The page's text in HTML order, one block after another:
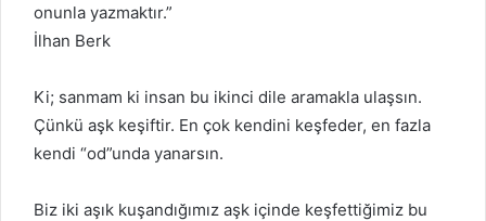
onunla yazmaktır.”
İlhan Berk
Ki; sanmam ki insan bu ikinci dile aramakla ulaşsın.
Çünkü aşk keşiftir. En çok kendini keşfeder, en fazla
kendi “od”unda yanarsın.
Biz iki aşık kuşandığımız aşk içinde keşfettiğimiz bu